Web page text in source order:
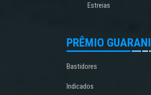
Estreias
PRÊMIO GUARANI
Bastidores
Indicados